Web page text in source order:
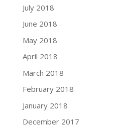
July 2018
June 2018
May 2018
April 2018
March 2018
February 2018
January 2018
December 2017